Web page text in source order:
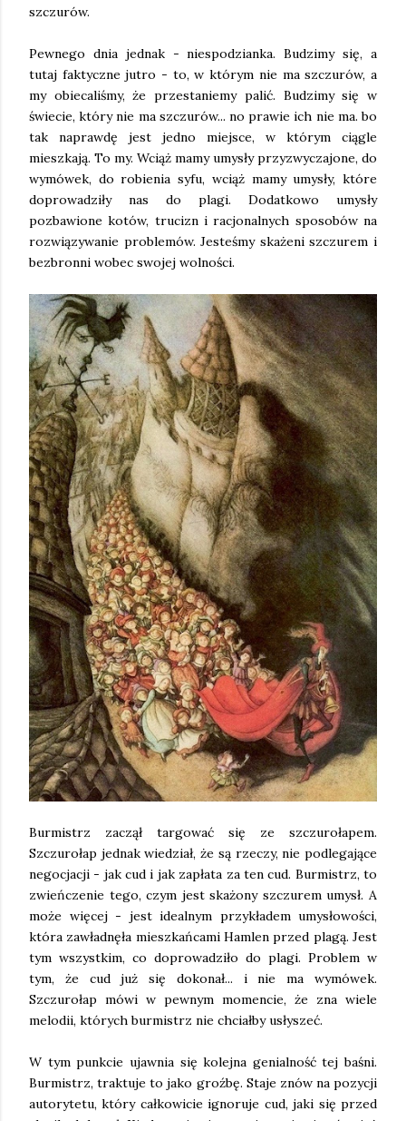
szczurów.
Pewnego dnia jednak - niespodzianka. Budzimy się, a
tutaj faktyczne jutro - to, w którym nie ma szczurów, a
my obiecaliśmy, że przestaniemy palić. Budzimy się w
świecie, który nie ma szczurów... no prawie ich nie ma. bo
tak naprawdę jest jedno miejsce, w którym ciągle
mieszkają. To my. Wciąż mamy umysły przyzwyczajone, do
wymówek, do robienia syfu, wciąż mamy umysły, które
doprowadziły nas do plagi. Dodatkowo umysły
pozbawione kotów, trucizn i racjonalnych sposobów na
rozwiązywanie problemów. Jesteśmy skażeni szczurem i
bezbronni wobec swojej wolności.
Burmistrz zaczął targować się ze szczurołapem.
Szczurołap jednak wiedział, że są rzeczy, nie podlegające
negocjacji - jak cud i jak zapłata za ten cud. Burmistrz, to
zwieńczenie tego, czym jest skażony szczurem umysł. A
może więcej - jest idealnym przykładem umysłowości,
która zawładnęła mieszkańcami Hamlen przed plagą. Jest
tym wszystkim, co doprowadziło do plagi. Problem w
tym, że cud już się dokonał... i nie ma wymówek.
Szczurołap mówi w pewnym momencie, że zna wiele
melodii, których burmistrz nie chciałby usłyszeć.
W tym punkcie ujawnia się kolejna genialność tej baśni.
Burmistrz, traktuje to jako groźbę. Staje znów na pozycji
autorytetu, który całkowicie ignoruje cud, jaki się przed